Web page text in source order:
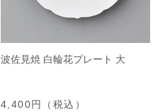
波佐見焼 白輪花プレート 大
4,400円（税込）